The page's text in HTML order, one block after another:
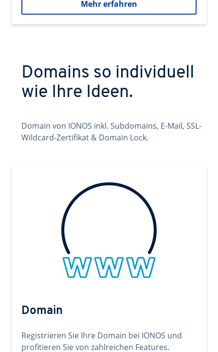
Mehr erfahren
Domains so individuell
wie Ihre Ideen.
Domain von IONOS inkl. Subdomains, E-Mail, SSL-
Wildcard-Zertifikat & Domain Lock.
Domain
Registrieren Sie Ihre Domain bei IONOS und
profitieren Sie von zahlreichen Features.